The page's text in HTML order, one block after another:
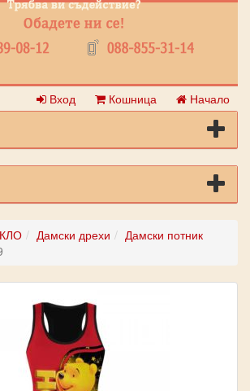
Вход Кошница Начало
Дамски дрехи
Дамски потник